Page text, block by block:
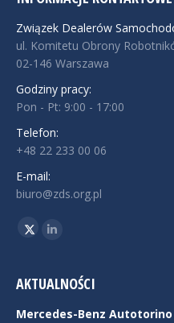
Związek Dealerów
ul. Komitetu Obrony
02-146 Warszawa
Godziny pracy:
Pon - Pt: 9:00 - 17:00
Telefon:
+48 22 233 00 06
E-mail:
biuro@zds.org.pl
Znajdź nas na:
TwitterLinkedin
AKTUALNOŚCI
Mercedes-Benz Autotorino